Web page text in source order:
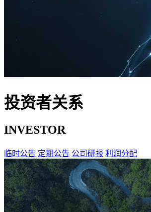
投资者关系
INVESTOR
临时公告 定期公告 公司研报 利润分配